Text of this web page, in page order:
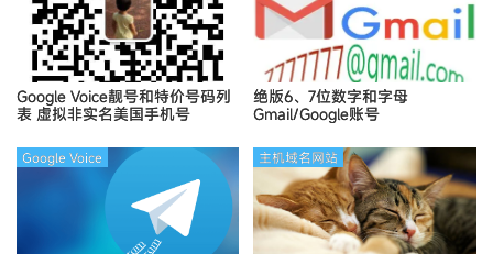
Google Voice靓号和特价号码列
表 虚拟非实名美国手机号
绝版6、7位数字和字母
Gmail/Google账号
Google Voice 主机域名网站